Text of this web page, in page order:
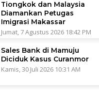
Tiongkok dan Malaysia
Diamankan Petugas
Imigrasi Makassar
Jumat, 7 Agustus 2026 18:42 PM
Sales Bank di Mamuju
Diciduk Kasus Curanmor
Kamis, 30 Juli 2026 10:31 AM